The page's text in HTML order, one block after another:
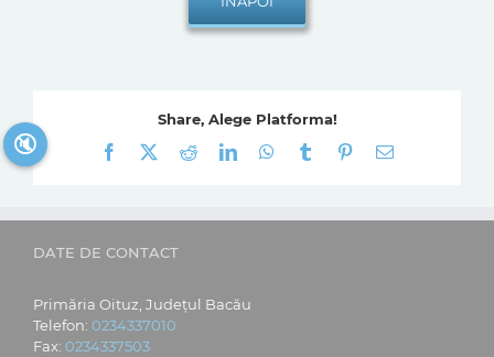
Share, Alege Platforma!
Facebook
RedditLinkedInWhatsApp
Tumblr Pinterest
E-
DATE DE CONTACT
Primăria Oituz, Județul Bacău
Telefon: 0234337010
Fax: 0234337503
🔇